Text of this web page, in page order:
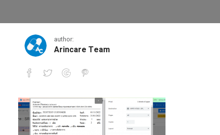
2-4-0 author:
Arincare Team
2-4-0